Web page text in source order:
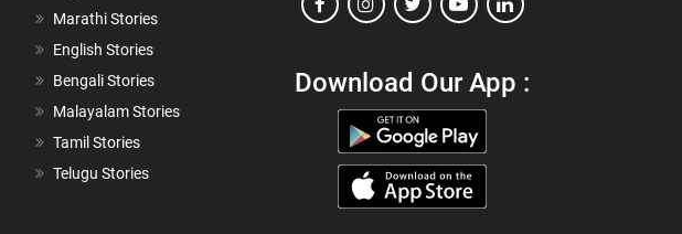
Marathi Stories
English Stories
Bengali Stories
Malayalam Stories
Tamil Stories
Telugu Stories
Download Our App :